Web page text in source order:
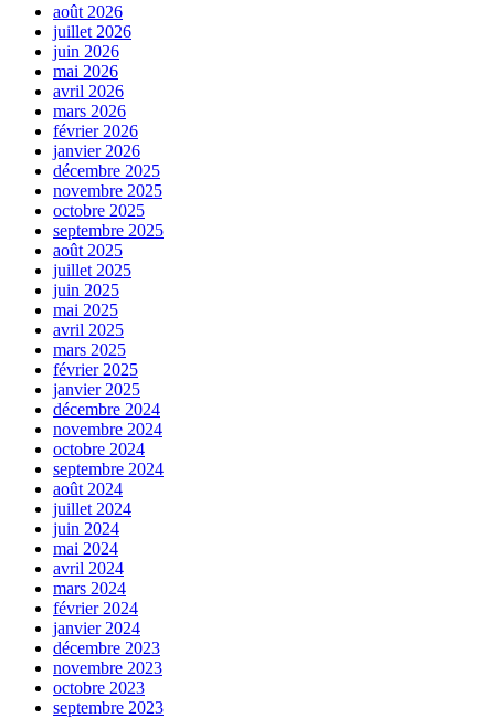
août 2026
juillet 2026
juin 2026
mai 2026
avril 2026
mars 2026
février 2026
janvier 2026
décembre 2025
novembre 2025
octobre 2025
septembre 2025
août 2025
juillet 2025
juin 2025
mai 2025
avril 2025
mars 2025
février 2025
janvier 2025
décembre 2024
novembre 2024
octobre 2024
septembre 2024
août 2024
juillet 2024
juin 2024
mai 2024
avril 2024
mars 2024
février 2024
janvier 2024
décembre 2023
novembre 2023
octobre 2023
septembre 2023